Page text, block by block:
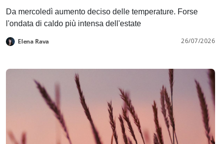
Da mercoledì aumento deciso delle temperature. Forse
l'ondata di caldo più intensa dell'estate
Elena Rava 26/07/2026